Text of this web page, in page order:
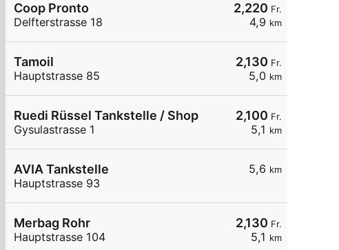
2,220 Fr.
4,9 km
Coop Pronto
Delfterstrasse 18
2,130 Fr.
5,0 km
Tamoil
Hauptstrasse 85
2,100 Fr.
5,1 km
Ruedi Rüssel Tankstelle / Shop
Gysulastrasse 1
5,6 km
AVIA Tankstelle
Hauptstrasse 93
2,130 Fr.
5,1 km
Merbag Rohr
Hauptstrasse 104